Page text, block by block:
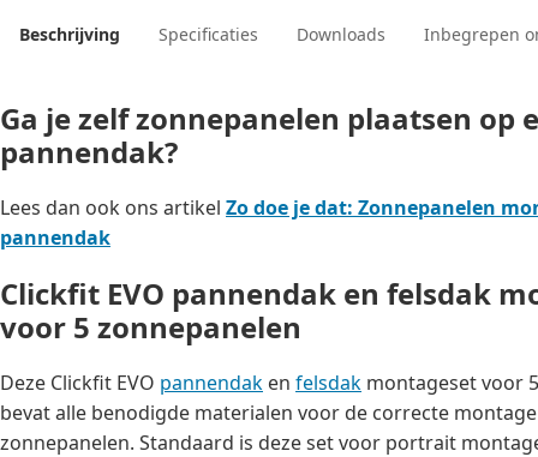
Beschrijving Specificaties Downloads Inbegrepen
Ga je zelf zonnepanelen plaatsen op
pannendak?
Lees dan ook ons artikel Zo doe je dat: Zonnepanelen
pannendak
Clickfit EVO pannendak en felsdak
voor 5 zonnepanelen
Deze Clickfit EVO pannendak en felsdak montageset voor
bevat alle benodigde materialen voor de correcte
zonnepanelen. Standaard is deze set voor portrait